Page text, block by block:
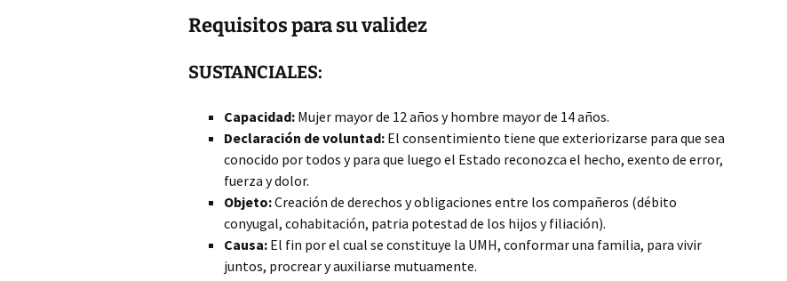
Requisitos para su validez
SUSTANCIALES:
Capacidad: Mujer mayor de 12 años y hombre mayor de 14 años.
Declaración de voluntad: El consentimiento tiene que exteriorizarse para que sea
conocido por todos y para que luego el Estado reconozca el hecho, exento de error,
fuerza y dolor.
Objeto:Creación de derechos y obligaciones entre los compañeros (débito
conyugal, cohabitación, patria potestad de los hijos y filiación).
Causa: El fin por el cual se constituye la UMH, conformar una familia, para vivir
juntos, procrear y auxiliarse mutuamente.